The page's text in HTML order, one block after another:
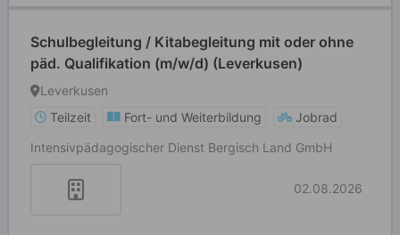
Schulbegleitung / Kitabegleitung mit oder ohne
päd. Qualifikation (m/w/d) (Leverkusen)
Leverkusen
Teilzeit
Fort- und Weiterbildung
Jobrad
Intensivpädagogischer Dienst Bergisch Land GmbH
02.08.2026